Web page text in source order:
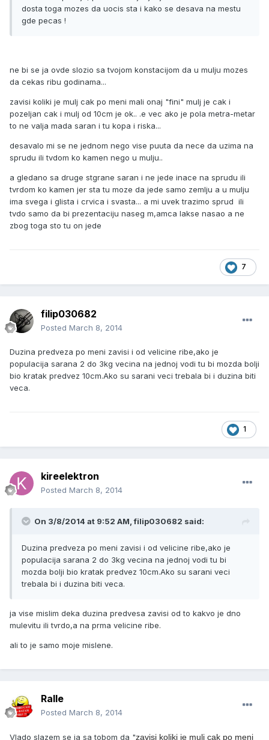
dosta toga mozes da uocis sta i kako se desava na mestu
gde pecas !
ne bi se ja ovde slozio sa tvojom konstacijom da u mulju mozes
da cekas ribu godinama...
zavisi koliki je mulj cak po meni mali onaj "fini" mulj je cak i
pozeljan cak i mulj od 10cm je ok.. .e vec ako je pola metra-metar
to ne valja mada saran i tu kopa i riska...
desavalo mi se ne jednom nego vise puuta da nece da uzima na
sprudu ili tvdom ko kamen nego u mulju..
a gledano sa druge stgrane saran i ne jede inace na sprudu ili
tvrdom ko kamen jer sta tu moze da jede samo zemlju a u mulju
ima svega i glista i crvica i svasta... a mi uvek trazimo sprud ili
tvdo samo da bi prezentaciju naseg m,amca lakse nasao a ne
zbog toga sto tu on jede
7
filip030682
Posted March 8, 2014
Duzina predveza po meni zavisi i od velicine ribe,ako je
populacija sarana 2 do 3kg vecina na jednoj vodi tu bi mozda bolji
bio kratak predvez 10cm.Ako su sarani veci trebala bi i duzina biti
veca.
1
kireelektron
Posted March 8, 2014
On 3/8/2014 at 9:52 AM, filip030682 said:
Duzina predveza po meni zavisi i od velicine ribe,ako je
populacija sarana 2 do 3kg vecina na jednoj vodi tu bi
mozda bolji bio kratak predvez 10cm.Ako su sarani veci
trebala bi i duzina biti veca.
ja vise mislim deka duzina predvesa zavisi od to kakvo je dno
mulevitu ili tvrdo,a na prma velicine ribe.
ali to je samo moje mislene.
Ralle
Posted March 8, 2014
Vlado slazem se ja sa tobom da "zavisi koliki je mulj cak po meni